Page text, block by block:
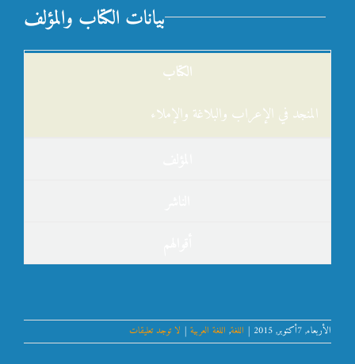
بيانات الكتاب والمؤلف
الكتاب
المنجد في الإعراب والبلاغة والإملاء
الأربعاء, 7أكتوبر, 2015 | اللغة, اللغة العربية | لا توجد تعليقات